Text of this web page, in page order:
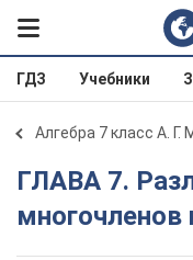
ГДЗ Учебники
Алгебра 7 класс А. Г.
ГЛАВА 7. Разложение